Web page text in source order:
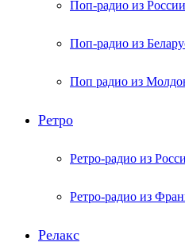
Поп-радио из России
Поп-радио из
Поп радио из
Ретро
Ретро-радио из
Ретро-радио из
Релакс